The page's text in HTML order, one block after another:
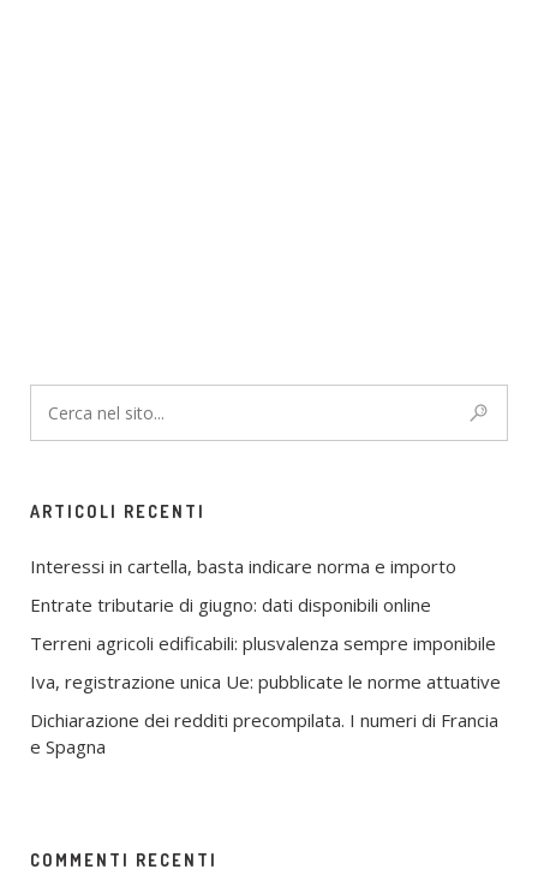
ARTICOLI RECENTI
Interessi in cartella, basta indicare norma e importo
Entrate tributarie di giugno: dati disponibili online
Terreni agricoli edificabili: plusvalenza sempre imponibile
Iva, registrazione unica Ue: pubblicate le norme attuative
Dichiarazione dei redditi precompilata. I numeri di Francia
e Spagna
COMMENTI RECENTI